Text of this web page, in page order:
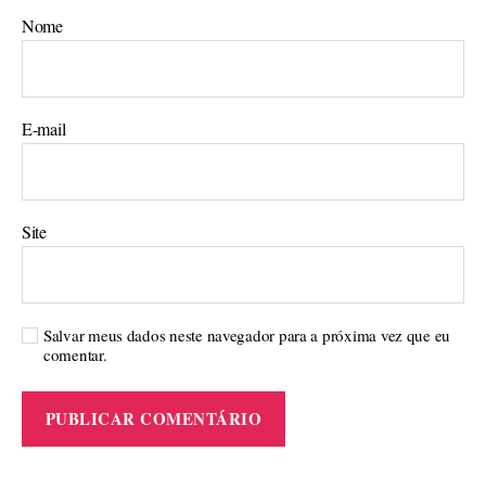
Nome
E-mail
Site
Salvar meus dados neste navegador para a próxima vez que eu
comentar.